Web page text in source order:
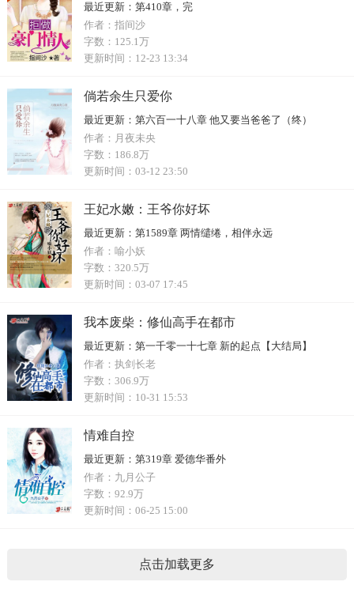
最近更新： 第410章，完
作者： 指间沙
字数： 125.1万
更新时间： 12-23 13:34
倘若余生只爱你
最近更新： 第六百一十八章 他又要当爸爸了（终）
作者： 月夜未央
字数： 186.8万
更新时间： 03-12 23:50
王妃水嫩：王爷你好坏
最近更新： 第1589章 两情缱绻，相伴永远
作者： 喻小妖
字数： 320.5万
更新时间： 03-07 17:45
我本废柴：修仙高手在都市
最近更新： 第一千零一十七章 新的起点【大结局】
作者： 执剑长老
字数： 306.9万
更新时间： 10-31 15:53
情难自控
最近更新： 第319章 爱德华番外
作者： 九月公子
字数： 92.9万
更新时间： 06-25 15:00
点击加载更多